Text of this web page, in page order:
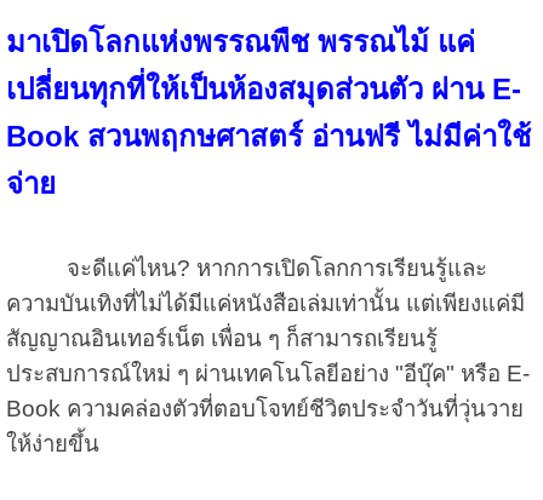
มาเปิดโลกแห่งพรรณพืช พรรณไม้ แค่
เปลี่ยนทุกที่ให้เป็นห้องสมุดส่วนตัว ผ่าน E-
Book สวนพฤกษศาสตร์ อ่านฟรี ไม่มีค่าใช้
จ่าย
จะดีแค่ไหน? หากการเปิดโลกการเรียนรู้และ
ความบันเทิงที่ไม่ได้มีแค่หนังสือเล่มเท่านั้น แต่เพียงแค่มี
สัญญาณอินเทอร์เน็ต เพื่อน ๆ ก็สามารถเรียนรู้
ประสบการณ์ใหม่ ๆ ผ่านเทคโนโลยีอย่าง "อีบุ๊ค" หรือ E-
Book ความคล่องตัวที่ตอบโจทย์ชีวิตประจำวันที่วุ่นวาย
ให้ง่ายขึ้น